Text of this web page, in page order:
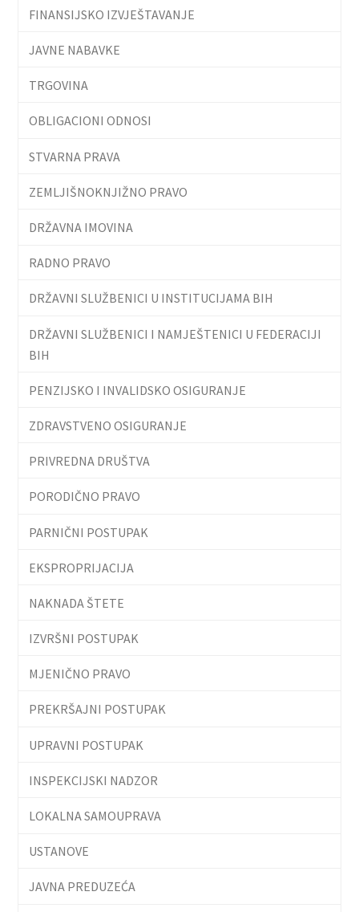
FINANSIJSKO IZVJEŠTAVANJE
JAVNE NABAVKE
TRGOVINA
OBLIGACIONI ODNOSI
STVARNA PRAVA
ZEMLJIŠNOKNJIŽNO PRAVO
DRŽAVNA IMOVINA
RADNO PRAVO
DRŽAVNI SLUŽBENICI U INSTITUCIJAMA BIH
DRŽAVNI SLUŽBENICI I NAMJEŠTENICI U FEDERACIJI
BIH
PENZIJSKO I INVALIDSKO OSIGURANJE
ZDRAVSTVENO OSIGURANJE
PRIVREDNA DRUŠTVA
PORODIČNO PRAVO
PARNIČNI POSTUPAK
EKSPROPRIJACIJA
NAKNADA ŠTETE
IZVRŠNI POSTUPAK
MJENIČNO PRAVO
PREKRŠAJNI POSTUPAK
UPRAVNI POSTUPAK
INSPEKCIJSKI NADZOR
LOKALNA SAMOUPRAVA
USTANOVE
JAVNA PREDUZEĆA